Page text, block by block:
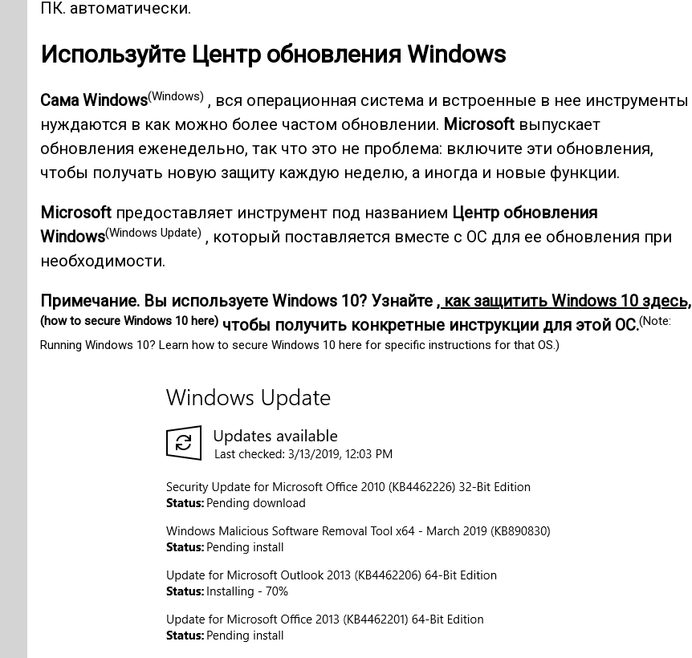
ПК. автоматически.
Используйте Центр обновления Windows
Сама Windows(Windows) , вся операционная система и встроенные в нее инструменты
нуждаются в как можно более частом обновлении. Microsoftвыпускает
обновления еженедельно, так что это не проблема: включите эти обновления,
чтобы получать новую защиту каждую неделю, а иногда и новые функции.
Microsoftпредоставляет инструмент под названием Центр обновления
Windows(Windows Update) , который поставляется вместе с ОС для ее обновления при
необходимости.
Примечание. Вы используете Windows 10? Узнайте , как защитить Windows 10 здесь,
(how to secure Windows 10 here)чтобы получить конкретные инструкции для этой ОС.(Note:
Running Windows 10? Learn how to secure Windows 10 here for specific instructions for that OS.)